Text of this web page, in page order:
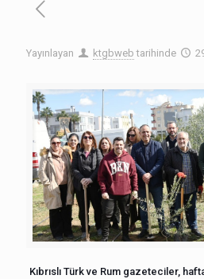
Yayınlayan ktgbweb tarihinde
Kıbrıslı Türk ve Rum gazeteciler,